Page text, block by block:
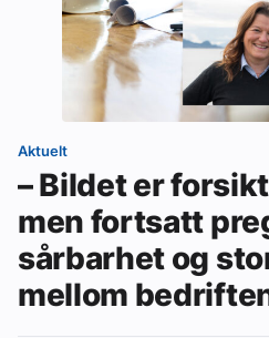
Aktuelt
– Bildet er
men fortsatt
sårbarhet og
mellom